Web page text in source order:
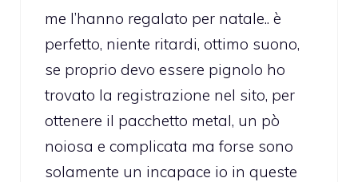
me l’hanno regalato per natale.. è
perfetto, niente ritardi, ottimo suono,
se proprio devo essere pignolo ho
trovato la registrazione nel sito, per
ottenere il pacchetto metal, un pò
noiosa e complicata ma forse sono
solamente un incapace io in queste